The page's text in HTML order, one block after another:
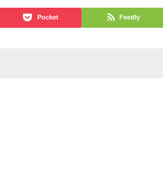
Pocket Feedly